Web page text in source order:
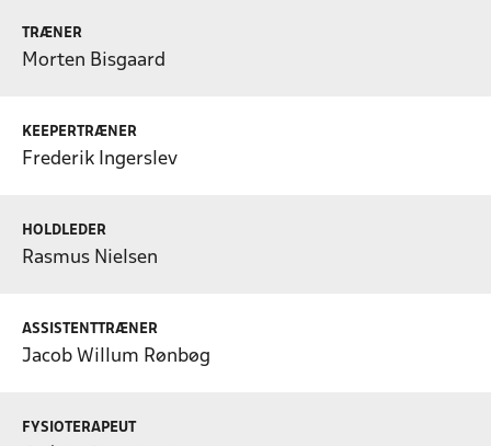
TRÆNER
Morten Bisgaard
KEEPERTRÆNER
Frederik Ingerslev
HOLDLEDER
Rasmus Nielsen
ASSISTENTTRÆNER
Jacob Willum Rønbøg
FYSIOTERAPEUT